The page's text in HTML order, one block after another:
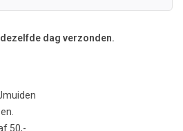
dag verzonden.
50,-